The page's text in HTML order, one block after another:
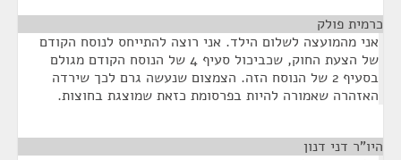
כרמית פולק
אני מהמועצה לשלום הילד. אני רוצה להתייחס לנוסח הקודם
של הצעת החוק, שכביכול סעיף 4 של הנוסח הקודם מגולם
בסעיף 2 של הנוסח הזה. הצמצום שנעשה גרם לכך שירדה
האזהרה שאמורה להיות בפרסומת כזאת שמוצגת בחוצות.
היו"ר דני דנון